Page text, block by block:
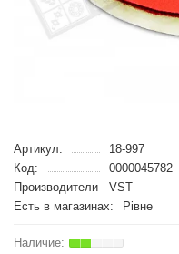
Артикул:
18-997
Код:
0000045782
Производители
VST
Есть в магазинах:
Рівне